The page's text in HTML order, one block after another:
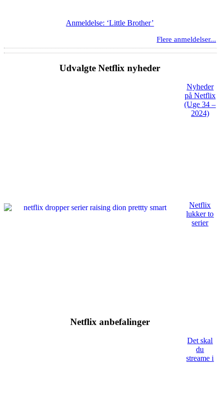
Anmeldelse: ‘Little Brother’
Flere anmeldelser...
Udvalgte Netflix nyheder
Nyheder
på Netflix
(Uge 34 –
2024)
Netflix
lukker to
serier
Netflix anbefalinger
Det skal
du
streame i